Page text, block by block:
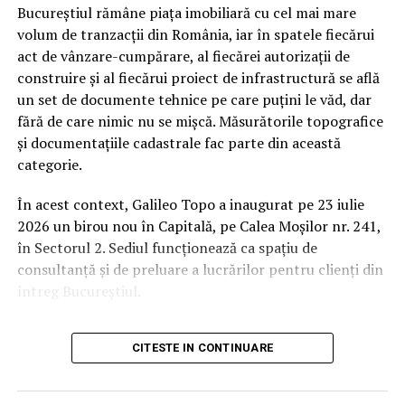
Proiectul este implementat în perioada 11 februarie
2026–10 februarie 2029 și are o valoare totală de
37.160.055,85 lei, fiind finanțat prin Programul Creștere
Inteligentă, Digitalizare și Instrumente Financiare –
Acțiunea 2.2 E-guvernare și digitalizare.
Prin implementarea acestui proiect, Agenția Națională
Anti-Doping își reafirmă angajamentul pentru
accesibile, contribuind la consolidarea unui sistem anti-
doping bazat pe integritate, responsabilitate și inovație,
aliniat standardelor europene de digitalizare și bună
guvernanță.
Xiaomi lansează produse portabile de generație
următoare și duce la nivel premium ecosistemul lifestyle
Orange Shop Park Lake (12:00 – 20:00)
Incepand cu luni, 3.08, batarile pot fi comandate si prin
aplicatia WOLT.
Intre 3 si 6 august: 10:00 – 20:00
Vineri, 7 august: 10:00 – 13:00
Ridicarea bratarilor inainte de festival se poate face
exclusiv de catre detinatorii de abonamente sau invitatii
de tip full pass.
Accesul in festival
Bucureștiul rămâne piața imobiliară cu cel mai mare
volum de tranzacții din România, iar în spatele fiecărui
act de vânzare-cumpărare, al fiecărei autorizații de
construire și al fiecărui proiect de infrastructură se află
un set de documente tehnice pe care puțini le văd, dar
fără de care nimic nu se mișcă. Măsurătorile topografice
și documentațiile cadastrale fac parte din această
categorie.
În acest context, Galileo Topo a inaugurat pe 23 iulie
2026 un birou nou în Capitală, pe Calea Moșilor nr. 241,
în Sectorul 2. Sediul funcționează ca spațiu de
consultanță și de preluare a lucrărilor pentru clienți din
întreg Bucureștiul.
Un domeniu discret, dar prezent
CITESTE IN CONTINUARE